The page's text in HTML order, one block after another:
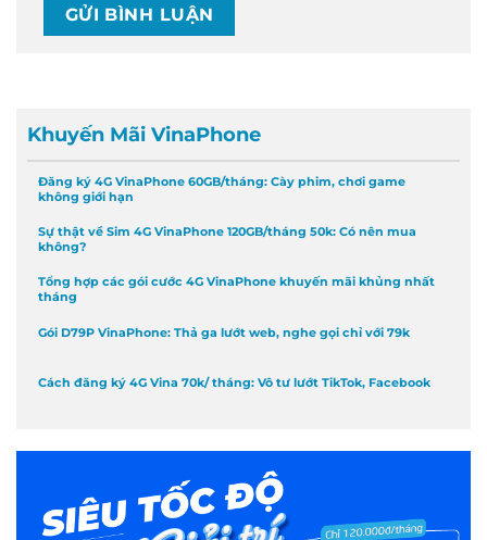
Khuyến Mãi VinaPhone
Đăng ký 4G VinaPhone 60GB/tháng: Cày phim, chơi game
không giới hạn
Sự thật về Sim 4G VinaPhone 120GB/tháng 50k: Có nên mua
không?
Tổng hợp các gói cước 4G VinaPhone khuyến mãi khủng nhất
tháng
Gói D79P VinaPhone: Thả ga lướt web, nghe gọi chỉ với 79k
Cách đăng ký 4G Vina 70k/ tháng: Vô tư lướt TikTok, Facebook